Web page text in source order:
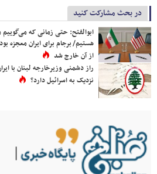
در بحث مشارکت کنید
ابوالفتح: حتی زمانی که می‌گوییم
هستیم/ برجام برای ایران معجزه
از آن خارج شد
راز دشمنی وزیرخارجه لبنان با
نزدیک به اسرائیل دارد؟